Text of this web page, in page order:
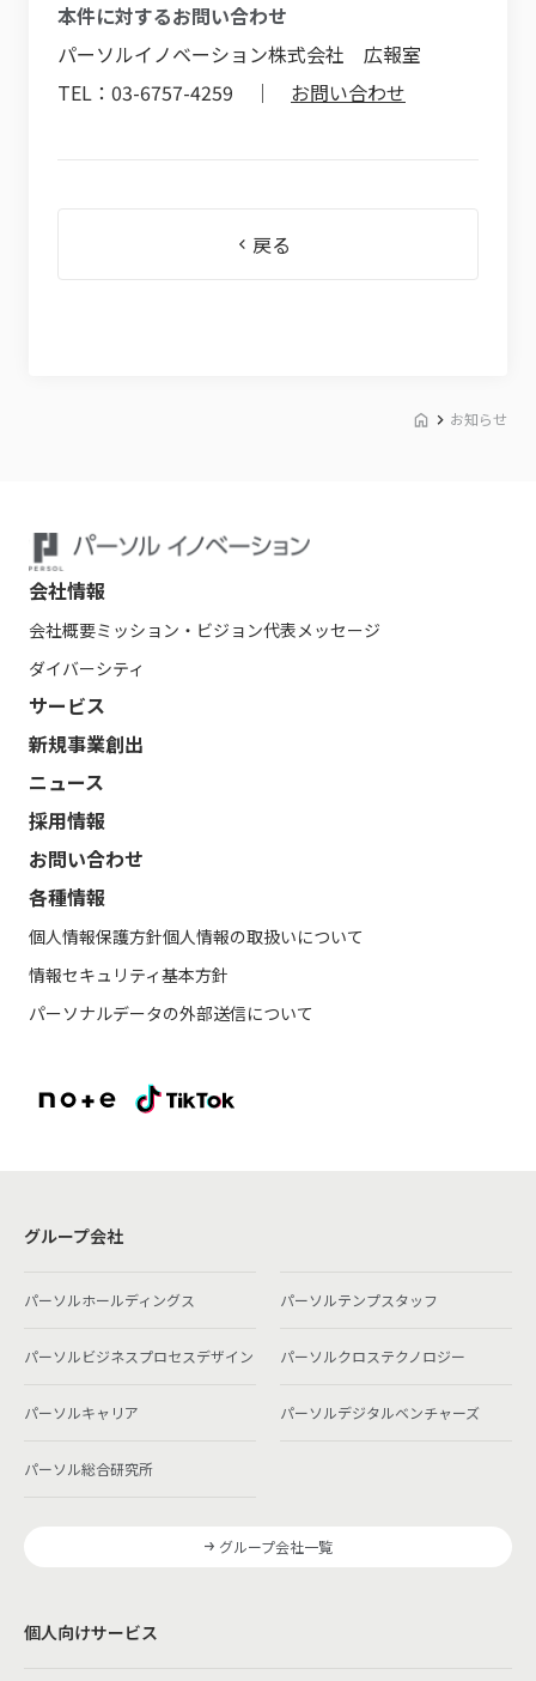
本件に対するお問い合わせ
パーソルイノベーション株式会社 広報室
TEL：03-6757-4259 ｜ お問い合わせ
戻る
お知らせ
会社情報
会社概要ミッション・ビジョン代表メッセージ
ダイバーシティ
サービス
新規事業創出
ニュース
採用情報
お問い合わせ
各種情報
個人情報保護方針個人情報の取扱いについて
情報セキュリティ基本方針
パーソナルデータの外部送信について
グループ会社
パーソルホールディングス パーソルテンプスタッフ
パーソルビジネスプロセスデザイン パーソルクロステクノロジー
パーソルキャリア パーソルデジタルベンチャーズ
パーソル総合研究所
グループ会社一覧
個人向けサービス